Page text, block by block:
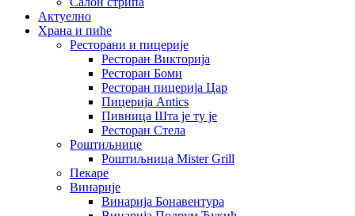
Актуелно
Храна и пиће
Ресторани и пицерије
Ресторан Викторија
Ресторан Боми
Ресторан пицерија Цар
Пицерија Аntics
Пивница Шта је ту је
Ресторан Стела
Роштиљнице
Роштиљница Mister Grill
Пекаре
Винарије
Винарија Бонавентура